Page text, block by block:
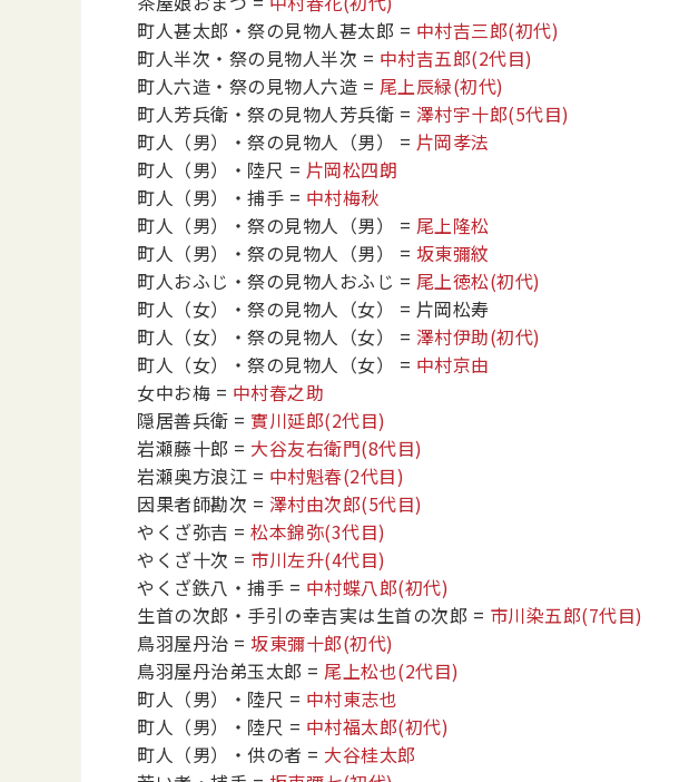
町人甚太郎・祭の見物人甚太郎 = 中村吉三郎(初代)
町人半次・祭の見物人半次 = 中村吉五郎(2代目)
町人六造・祭の見物人六造 = 尾上辰緑(初代)
町人芳兵衛・祭の見物人芳兵衛 = 澤村宇十郎(5代目)
町人（男）・祭の見物人（男）
= 片岡孝法
町人（男）・陸尺 = 片岡松四朗
町人（男）・捕手 = 中村梅秋
町人（男）・祭の見物人（男）
= 尾上隆松
町人（男）・祭の見物人（男）
= 坂東彌紋
町人おふじ・祭の見物人おふじ = 尾上徳松(初代)
町人（女）・祭の見物人（女）
= 片岡松寿
町人（女）・祭の見物人（女）
= 澤村伊助(初代)
町人（女）・祭の見物人（女）
= 中村京由
女中お梅 = 中村春之助
隠居善兵衛 = 實川延郎(2代目)
岩瀬藤十郎 = 大谷友右衛門(8代目)
岩瀬奥方浪江 = 中村魁春(2代目)
因果者師勘次 = 澤村由次郎(5代目)
やくざ弥吉 = 松本錦弥(3代目)
やくざ十次 = 市川左升(4代目)
やくざ鉄八・捕手 = 中村蝶八郎(初代)
生首の次郎・手引の幸吉実は生首の次郎 = 市川染五郎(7代目)
鳥羽屋丹治 = 坂東彌十郎(初代)
鳥羽屋丹治弟玉太郎 = 尾上松也(2代目)
町人（男）・陸尺 = 中村東志也
町人（男）・陸尺 = 中村福太郎(初代)
町人（男）・供の者 = 大谷桂太郎